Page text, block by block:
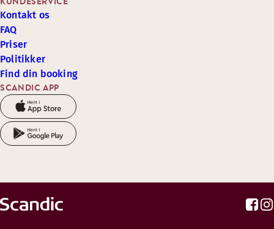
SCANDIC APP
Kontakt os
FAQ
Priser
Politikker
Find din booking